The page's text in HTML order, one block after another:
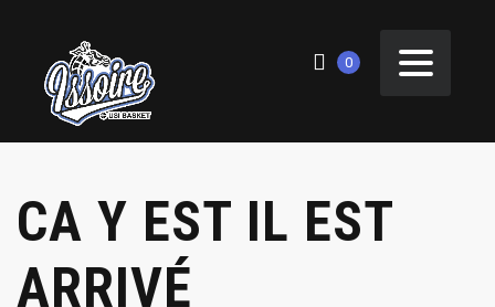
0
CA Y EST IL EST
ARRIVÉ